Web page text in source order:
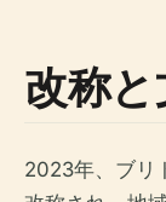
改称
2023年、ブリ